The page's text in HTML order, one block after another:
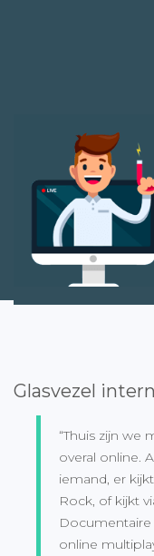
Glasvezel
“Thuis zijn we
overal online.
iemand, er
Rock, of kijkt
online